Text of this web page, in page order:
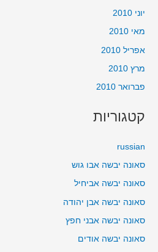
יוני 2010
מאי 2010
אפריל 2010
מרץ 2010
פברואר 2010
קטגוריות
russian
סאונה יבשה אבו גוש
סאונה יבשה אביחיל
סאונה יבשה אבן יהודה
סאונה יבשה אבני חפץ
סאונה יבשה אודים